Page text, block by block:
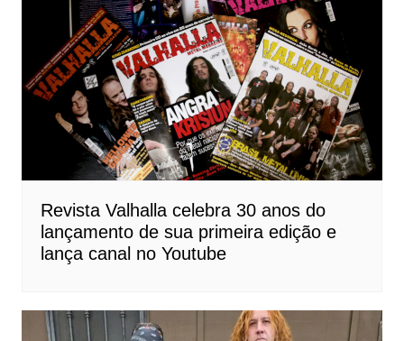
Revista Valhalla celebra 30 anos do
lançamento de sua primeira edição e
lança canal no Youtube